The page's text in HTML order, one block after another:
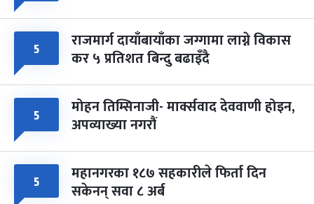
५ राजमार्ग दायाँबायाँका जग्गामा लाग्ने विकास
कर ५ प्रतिशत बिन्दु बढाइँदै
५ मोहन तिम्सिनाजी- मार्क्सवाद देववाणी होइन,
अपव्याख्या नगरौं
५ महानगरका १८७ सहकारीले फिर्ता दिन
सकेनन् सवा ८ अर्ब